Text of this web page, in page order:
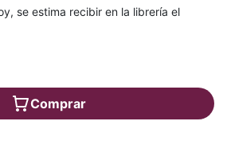
se estima recibir en la librería el
Comprar